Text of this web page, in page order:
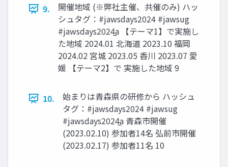
9.
開催地域 (※弊社主催、共催のみ) ハッ
シュタグ：#jawsdays2024 #jawsug
#jawsdays2024̲a 【テーマ1】で実施し
た地域 2024.01 北海道 2023.10 福岡
2024.02 宮城 2023.05 香川 2023.07 愛
媛 【テーマ2】で 実施した地域 9
10.
始まりは青森県の研修から ハッシュ
タグ：#jawsdays2024 #jawsug
#jawsdays2024̲a 青森市開催
(2023.02.10) 参加者14名 弘前市開催
(2023.02.17) 参加者11名 10